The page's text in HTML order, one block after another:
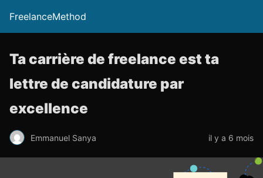
FreelanceMethod
Ta carrière de freelance est ta
lettre de candidature par
excellence
Emmanuel Sanya il y a 6 mois